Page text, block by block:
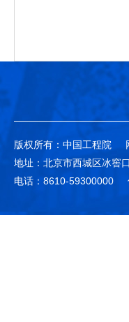
版权所有：中国工程院
地址：北京市西城区冰窖
电话：8610-59300000